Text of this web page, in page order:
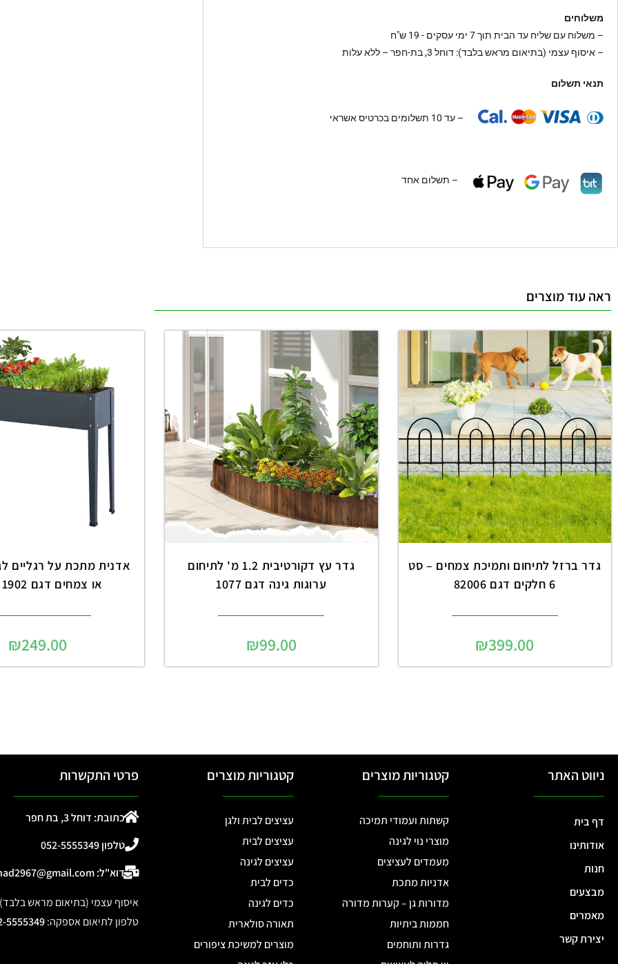
משלוחים
– משלוח עם שליח עד הבית תוך 7 ימי עסקים - 19 ש"ח
– איסוף עצמי (בתיאום מראש בלבד): דוחל 3, בת-חפר – ללא עלות
תנאי תשלום
– עד 10 תשלומים בכרטיס אשראי
– תשלום אחד
ראה עוד מוצרים
גדר ברזל לתיחום ותמיכת צמחים – סט
6 חלקים דגם 82006
₪399.00
גדר עץ דקורטיבית 1.2 מ' לתיחום
ערוגות גינה דגם 1077
₪99.00
אדנית מתכת על רגליים
או צמחים דגם 1902 שחור
₪249.00
ניווט האתר
דף בית
אודותינו
חנות
מבצעים
מאמרים
יצירת קשר
קטגוריות מוצרים
קשתות ועמודי תמיכה
מוצרי נוי לגינה
מעמדים לעציצים
אדניות מתכת
מדורות גן – קערות מדורה
חממות ביתיות
גדרות ותוחמים
קטגוריות מוצרים
עציצים לבית ולגן
עציצים לבית
עציצים לגינה
כדים לבית
כדים לגינה
תאורה סולארית
מוצרים למשיכת ציפורים
פרטי התקשרות
כתובת: דוחל 3, בת חפר
טלפון 052-5555349
דוא"ל: ohad2967@gmail.com
איסוף עצמי (בתיאום מראש בלבד): דוחל
טלפון לתיאום אספקה:
5555349